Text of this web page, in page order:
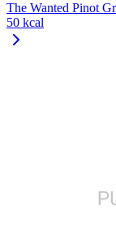
The Wanted Pinot
50 kcal